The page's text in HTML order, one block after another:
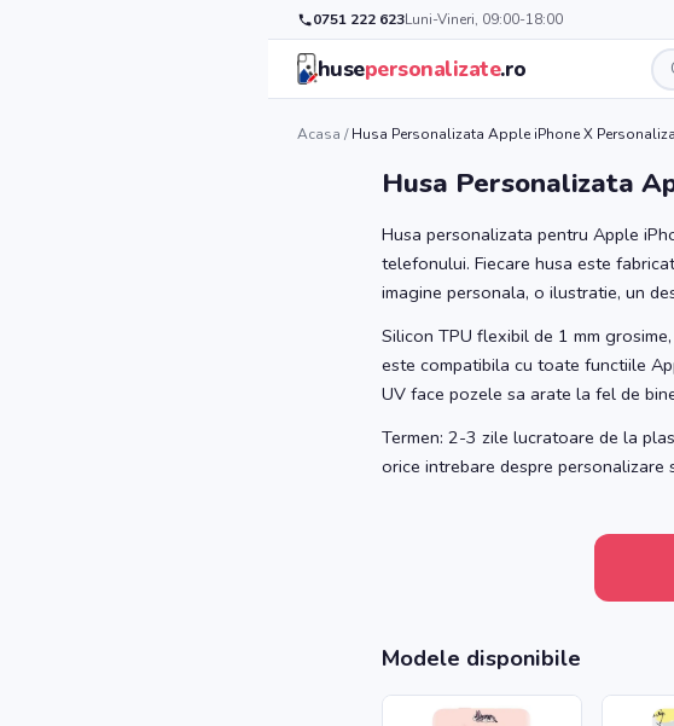
0751 222 623Luni-Vineri, 09:00-18:00
husepersonalizate.ro
Acasa /Husa Personalizata Apple iPhone X
Husa Personalizata
Husa personalizata pentru Apple
telefonului. Fiecare husa este
imagine personala, o ilustratie, un
Silicon TPU flexibil de 1 mm
este compatibila cu toate functiile
UV face pozele sa arate la fel de
Termen: 2-3 zile lucratoare de la
orice intrebare despre personalizare
Modele disponibile